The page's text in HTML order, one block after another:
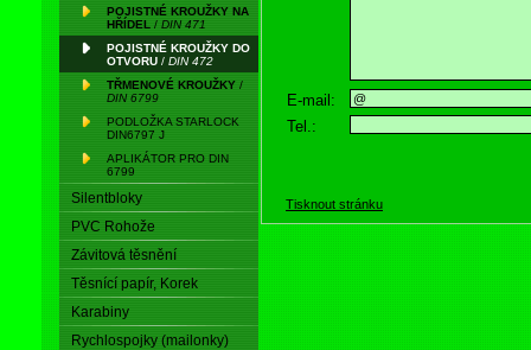
POJISTNÉ KROUŽKY NA
HŘÍDEL / DIN 471
POJISTNÉ KROUŽKY DO
OTVORU / DIN 472
TŘMENOVÉ KROUŽKY /
DIN 6799
PODLOŽKA STARLOCK
DIN6797 J
APLIKÁTOR PRO DIN
6799
Silentbloky
PVC Rohože
Závitová těsnění
Těsnící papír, Korek
Karabiny
Rychlospojky (mailonky)
E-mail:
Tel.:
Tisknout stránku